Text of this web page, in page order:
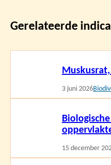
Gerelateerde
3 juni 2026
15 december